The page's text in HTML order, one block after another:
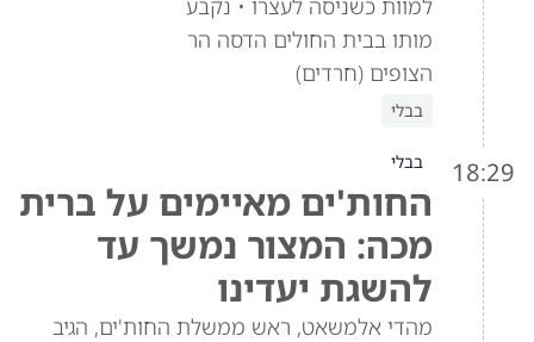
למוות כשניסה לעצרו • נקבע
מותו בבית החולים הדסה הר
הצופים (חרדים)
בבלי
18:29 בבלי
החות'ים מאיימים על ברית
מכה: המצור נמשך עד
להשגת יעדינו
מהדי אלמשאט, ראש ממשלת החות'ים, הגיב